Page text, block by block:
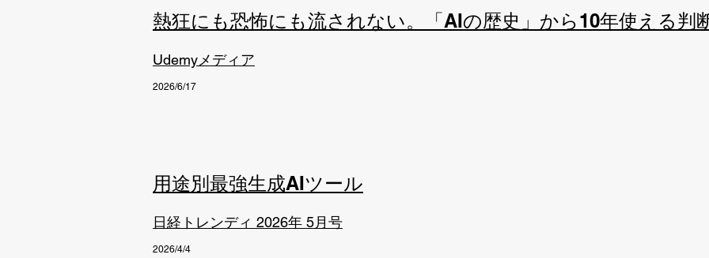
熱狂にも恐怖にも流されない。「AIの歴史」から10年使える判
Udemyメディア
2026/6/17
用途別最強生成AIツール
日経トレンディ 2026年 5月号
2026/4/4